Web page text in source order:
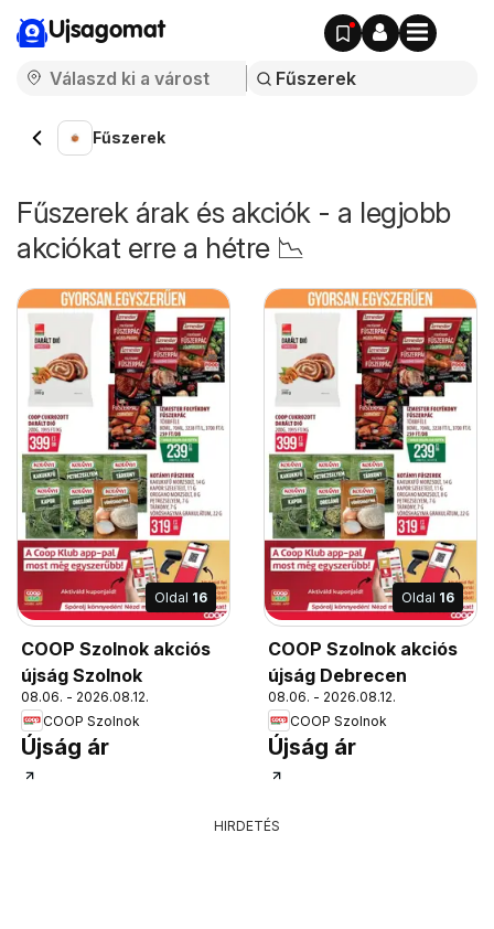
Ujsagomat
Fűszerek
Fűszerek árak és akciók - a legjobb
akciókat erre a hétre 📉
Oldal 16
COOP Szolnok akciós
újság Szolnok
08.06. - 2026.08.12.
COOP Szolnok
Újság ár
Oldal 16
COOP Szolnok akciós
újság Debrecen
08.06. - 2026.08.12.
COOP Szolnok
Újság ár
HIRDETÉS